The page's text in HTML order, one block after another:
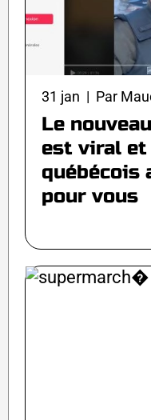
31 jan | Par
Le
est viral
québécois
pour vous